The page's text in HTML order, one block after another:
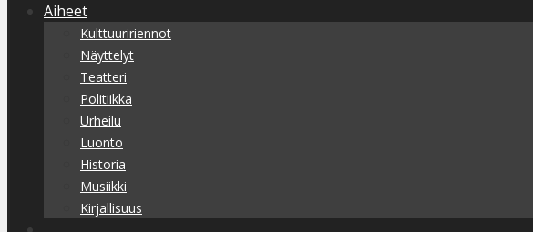
Aiheet
Kulttuuririennot
Näyttelyt
Teatteri
Politiikka
Urheilu
Luonto
Historia
Musiikki
Kirjallisuus